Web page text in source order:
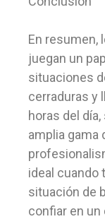
En resumen,
juegan un
situaciones
cerraduras y
horas del
amplia gama
ideal cuando
situación de
confiar en un